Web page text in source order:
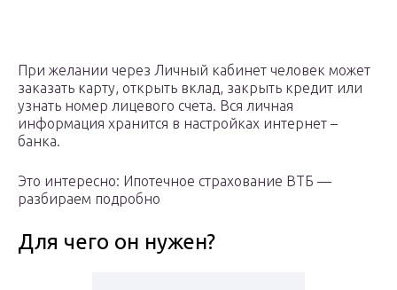
При желании через Личный кабинет человек может
заказать карту, открыть вклад, закрыть кредит или
узнать номер лицевого счета. Вся личная
информация хранится в настройках интернет –
банка.
Это интересно: Ипотечное страхование ВТБ —
разбираем подробно
Для чего он нужен?